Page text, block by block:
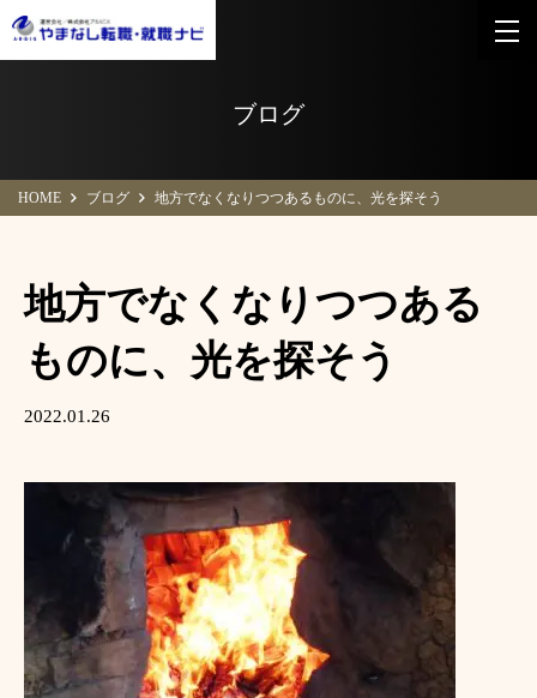
ブログ
HOME ブログ 地方でなくなりつつあるものに、光を探そう
地方でなくなりつつある
ものに、光を探そう
2022.01.26